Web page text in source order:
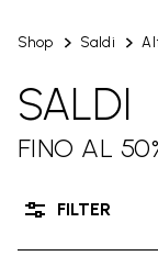
Shop Saldi
SALDI
FINO AL
FILTER